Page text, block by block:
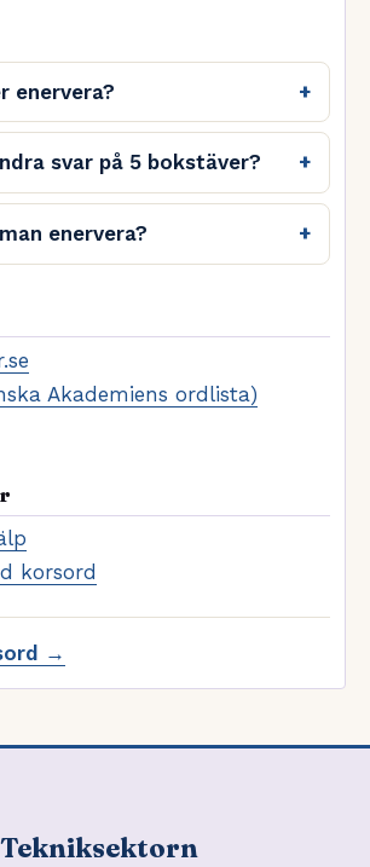
enervera?
svar på 5 bokstäver?
enervera?
Akademiens ordlista)
korsord
→
Tekniksektorn